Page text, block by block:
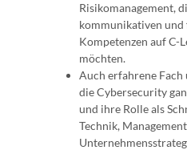
Risikomanagement,
kommunikativen und
Kompetenzen auf C-
möchten.
Auch erfahrene
die Cybersecurity
und ihre Rolle als
Technik,